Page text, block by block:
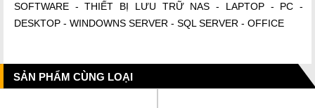
SOFTWARE - THIẾT BỊ LƯU TRỮ NAS - LAPTOP - PC -
DESKTOP - WINDOWNS SERVER - SQL SERVER - OFFICE
SẢN PHẨM CÙNG LOẠI